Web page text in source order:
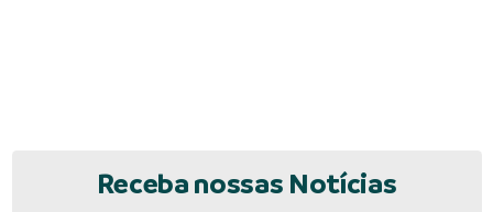
Receba nossas Notícias